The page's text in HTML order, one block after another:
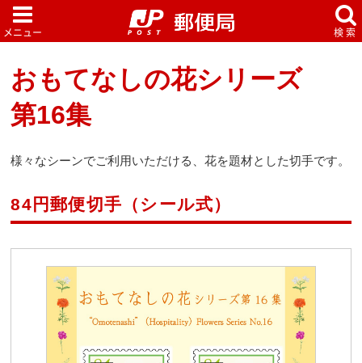
おもてなしの花シリーズ
第16集
様々なシーンでご利用いただける、花を題材とした切手です。
84円郵便切手（シール式）